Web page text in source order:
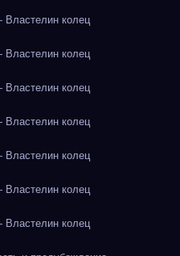
колец
колец
колец
колец
колец
колец
колец